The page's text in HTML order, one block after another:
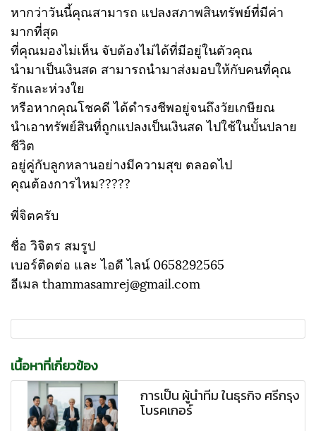
หากว่าวันนี้คุณสามารถ แปลงสภาพสินทรัพย์ที่มีค่า
มากที่สุด
ที่คุณมองไม่เห็น จับต้องไม่ได้ที่มีอยู่ในตัวคุณ
นำมาเป็นเงินสด สามารถนำมาส่งมอบให้กับคนที่คุณ
รักและห่วงใย
หรือหากคุณโชคดี ได้ดำรงชีพอยู่จนถึงวัยเกษียณ
นำเอาทรัพย์สินที่ถูกแปลงเป็นเงินสด ไปใช้ในบั้นปลาย
ชีวิต
อยู่คู่กับลูกหลานอย่างมีความสุข ตลอดไป
คุณต้องการไหม?????
พี่จิตครับ
ชื่อ วิจิตร สมรูป
เบอร์ติดต่อ และ ไอดี ไลน์ 0658292565
อีเมล thammasamrej@gmail.com
เนื้อหาที่เกี่ยวข้อง
การเป็น ผู้นำทีม ในธุรกิจ ศรีกรุง
โบรคเกอร์